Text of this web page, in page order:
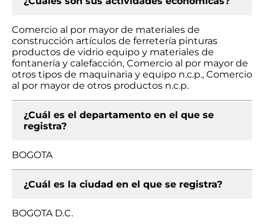
Comercio al por mayor de materiales de
construcción artículos de ferretería pinturas
productos de vidrio equipo y materiales de
fontanería y calefacción, Comercio al por mayor de
otros tipos de maquinaria y equipo n.c.p., Comercio
al por mayor de otros productos n.c.p.
¿Cuál es el departamento en el que se
registra?
BOGOTA
¿Cuál es la ciudad en el que se registra?
BOGOTA D.C.